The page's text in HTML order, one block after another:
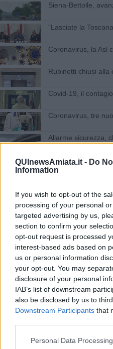
QUInewsAmiata.it - Do
Information
If you wish to opt-out of the
processing of your personal
targeted advertising by us,
section to confirm your
opt-out request is processed
interest-based ads based on
us or personal information
your opt-out. You may
disclosure of your personal
IAB’s list of downstream
also be disclosed by us to
Downstream Participants that
Personal Data
Siena-Bettolle,
"Lasciate la
Coronavirus, la Asl
Rubinetti chiusi alla
Covid-19, il
Coronavirus, tre
Allarme sicurezza,
Studenti positivi,
Nel Senese altri 55
Sport in zona
Il Covid cala in
Il Covid accelera in
Niente sci per
economiche
Elicottero in volo
Covid, balzo avanti